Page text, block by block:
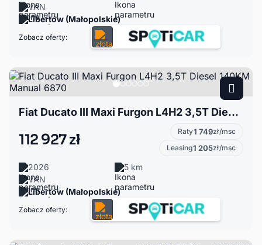
VAN
Libertów (Małopolskie)
Zobacz oferty:
Fiat Ducato III Maxi Furgon L4H2 3,5T Diesel 140KM Manual 6870
112 927 zł Raty1 749zł/msc
Leasing1 205zł/msc
2026
5 km
VAN
Libertów (Małopolskie)
Zobacz oferty: